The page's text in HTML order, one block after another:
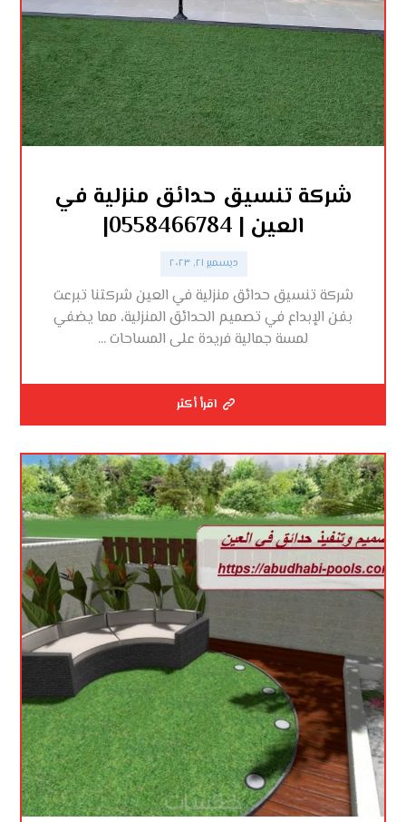
شركة تنسيق حدائق منزلية في
العين | 0558466784|
ديسمبر ٢١, ٢٠٢٣
شركة تنسيق حدائق منزلية في العين شركتنا تبرعت
بفن الإبداع في تصميم الحدائق المنزلية، مما يضفي
لمسة جمالية فريدة على المساحات ...
اقرأ أكثر